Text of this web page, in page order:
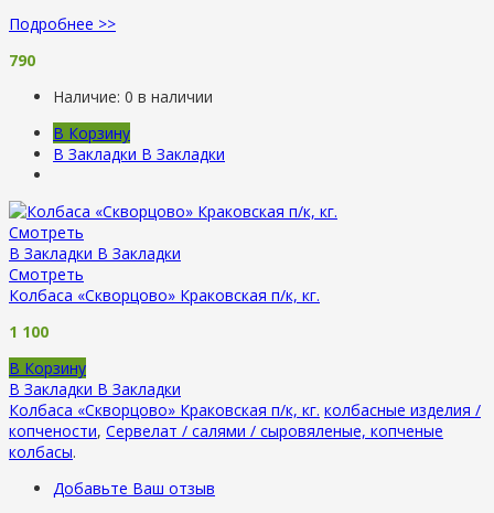
Подробнее >>
790
Наличие: 0 в наличии
В Корзину
В Закладки В Закладки
Смотреть
В Закладки В Закладки
Смотреть
Колбаса «Скворцово» Краковская п/к, кг.
1 100
В Корзину
В Закладки В Закладки
Колбаса «Скворцово» Краковская п/к, кг. колбасные изделия /
копчености, Сервелат / салями / сыровяленые, копченые
колбасы.
Добавьте Ваш отзыв